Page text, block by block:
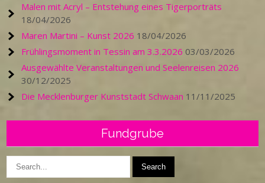
Malen mit Acryl – Entstehung eines Tigerporträts
18/04/2026
Maren Martini – Kunst 2026 18/04/2026
Frühlingsmoment in Tessin am 3.3.2026 03/03/2026
Ausgewählte Veranstaltungen und Seelenreisen 2026
30/12/2025
Die Mecklenburger Kunststadt Schwaan 11/11/2025
Fundgrube